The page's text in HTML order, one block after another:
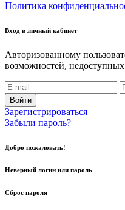
Политика
Вход в личный кабинет
Авторизованному
возможностей,
Войти
Зарегистрироваться
Забыли пароль?
Добро пожаловать!
Неверный логин или пароль
Сброс пароля